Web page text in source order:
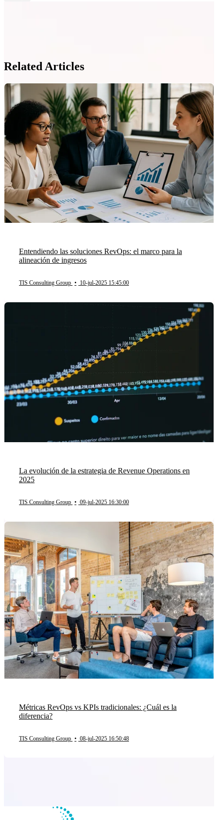
Related Articles
Entendiendo las soluciones RevOps: el marco para la
alineación de ingresos
TIS Consulting Group • 10-jul-2025 15:45:00
La evolución de la estrategia de Revenue Operations en
2025
TIS Consulting Group • 09-jul-2025 16:30:00
Métricas RevOps vs KPIs tradicionales: ¿Cuál es la
diferencia?
TIS Consulting Group • 08-jul-2025 16:50:48